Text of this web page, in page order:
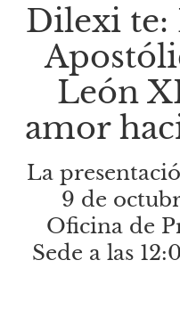
Dilexi te:
León
amor
La
9 de
Oficina de
Sede a las